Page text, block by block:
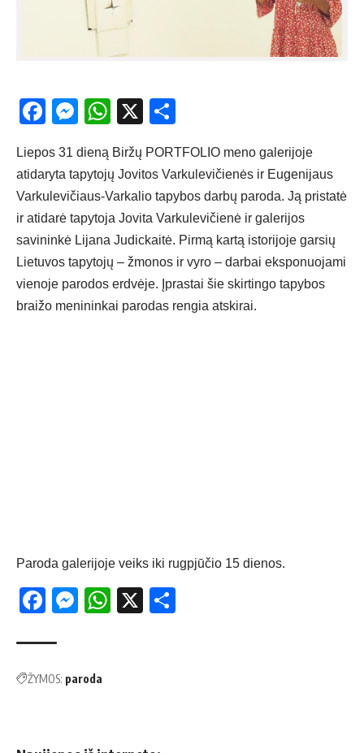
Facebook
Messenger
WhatsApp
X
Liepos 31 dieną Biržų PORTFOLIO meno galerijoje
atidaryta tapytojų Jovitos Varkulevičienės ir Eugenijaus
Varkulevičiaus-Varkalio tapybos darbų paroda. Ją pristatė
ir atidarė tapytoja Jovita Varkulevičienė ir galerijos
savininkė Lijana Judickaitė. Pirmą kartą istorijoje garsių
Lietuvos tapytojų – žmonos ir vyro – darbai eksponuojami
vienoje parodos erdvėje. Įprastai šie skirtingo tapybos
braižo menininkai parodas rengia atskirai.
Paroda galerijoje veiks iki rugpjūčio 15 dienos.
Facebook
Messenger
WhatsApp
X
ŽYMOS: paroda